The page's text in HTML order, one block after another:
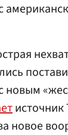
новым
источник
новое